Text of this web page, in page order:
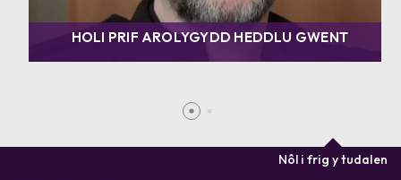
HOLI PRIF AROLYGYDD HEDDLU GWENT
Nôl i frig y tudalen